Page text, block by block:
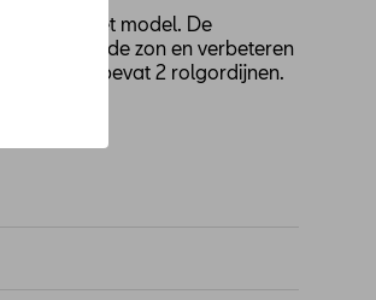
voor het model. De
tegen de zon en verbeteren
Set bevat 2 rolgordijnen.